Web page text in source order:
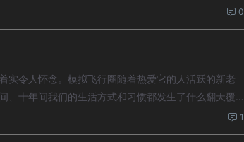
0
实令人怀念。模拟飞行圈随着热爱它的人活跃的新老
、十年间我们的生活方式和习惯都发生了什么翻天覆
1